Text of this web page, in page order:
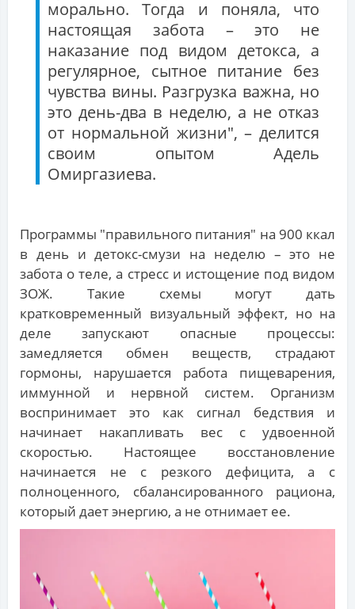
морально. Тогда и поняла, что
настоящая забота – это не
наказание под видом детокса, а
регулярное, сытное питание без
чувства вины. Разгрузка важна, но
это день-два в неделю, а не отказ
от нормальной жизни", – делится
своим опытом Адель
Омиргазиева.
Программы "правильного питания" на 900 ккал
в день и детокс-смузи на неделю – это не
забота о теле, а стресс и истощение под видом
ЗОЖ. Такие схемы могут дать
кратковременный визуальный эффект, но на
деле запускают опасные процессы:
замедляется обмен веществ, страдают
гормоны, нарушается работа пищеварения,
иммунной и нервной систем. Организм
воспринимает это как сигнал бедствия и
начинает накапливать вес с удвоенной
скоростью. Настоящее восстановление
начинается не с резкого дефицита, а с
полноценного, сбалансированного рациона,
который дает энергию, а не отнимает ее.